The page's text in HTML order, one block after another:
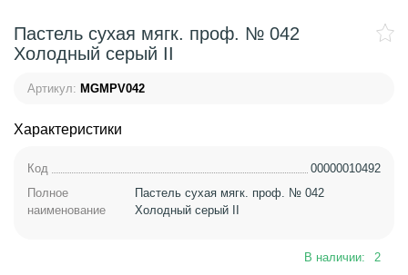
Пастель сухая мягк. проф. № 042
Холодный серый II
Артикул: MGMPV042
Характеристики
Код
00000010492
Полное
наименование
Пастель сухая мягк. проф. № 042
Холодный серый II
В наличии: 2